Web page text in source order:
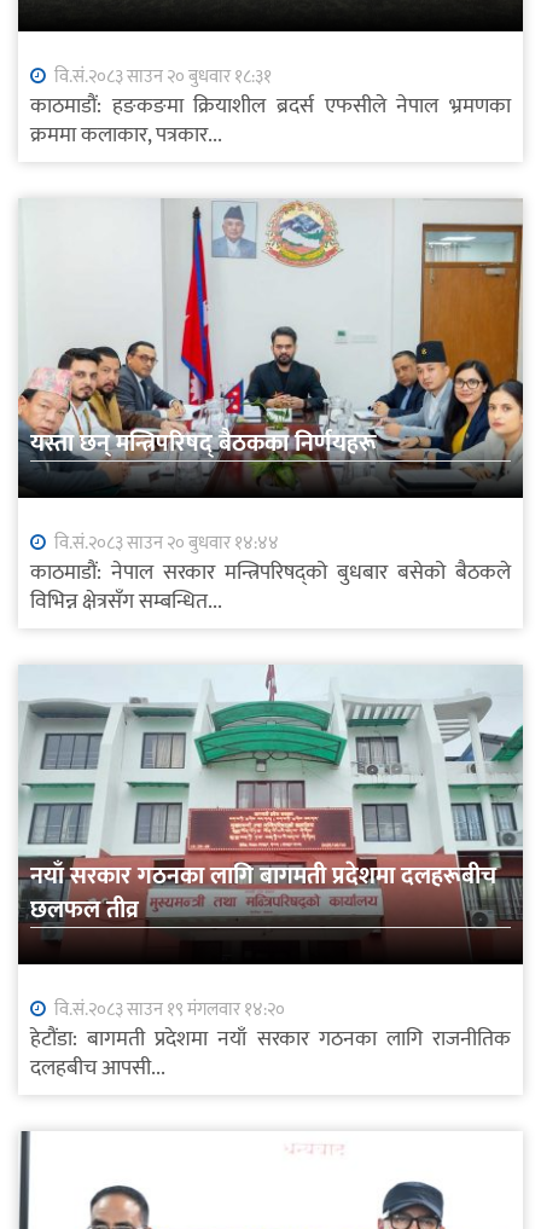
वि.सं.२०८३ साउन २० बुधवार १८:३१
काठमाडौं: हङकङमा क्रियाशील ब्रदर्स एफसीले नेपाल भ्रमणका
क्रममा कलाकार, पत्रकार...
यस्ता छन् मन्त्रिपरिषद् बैठकका निर्णयहरू
वि.सं.२०८३ साउन २० बुधवार १४:४४
काठमाडौं: नेपाल सरकार मन्त्रिपरिषद्को बुधबार बसेको बैठकले
विभिन्न क्षेत्रसँग सम्बन्धित...
नयाँ सरकार गठनका लागि बागमती प्रदेशमा दलहरूबीच
छलफल तीव्र
वि.सं.२०८३ साउन १९ मंगलवार १४:२०
हेटौंडा: बागमती प्रदेशमा नयाँ सरकार गठनका लागि राजनीतिक
दलहबीच आपसी...